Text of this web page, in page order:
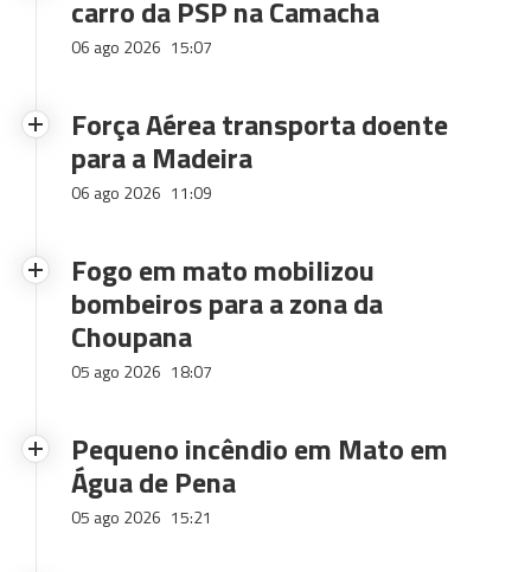
carro da PSP na Camacha
06 ago 2026 15:07
Força Aérea transporta doente
para a Madeira
06 ago 2026 11:09
Fogo em mato mobilizou
bombeiros para a zona da
Choupana
05 ago 2026 18:07
Pequeno incêndio em Mato em
Água de Pena
05 ago 2026 15:21